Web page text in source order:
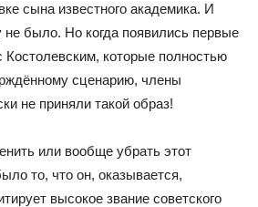
сына известного академика. И
не было. Но когда появились первые
которые полностью
сценарию, члены
не приняли такой образ!
или вообще убрать этот
то, что он, оказывается,
высокое звание советского